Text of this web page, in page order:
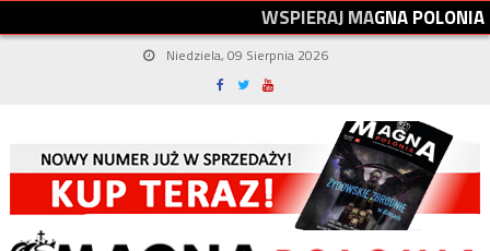
WSPIERAJMAGNAPOLONIA
Niedziela, 09 Sierpnia 2026